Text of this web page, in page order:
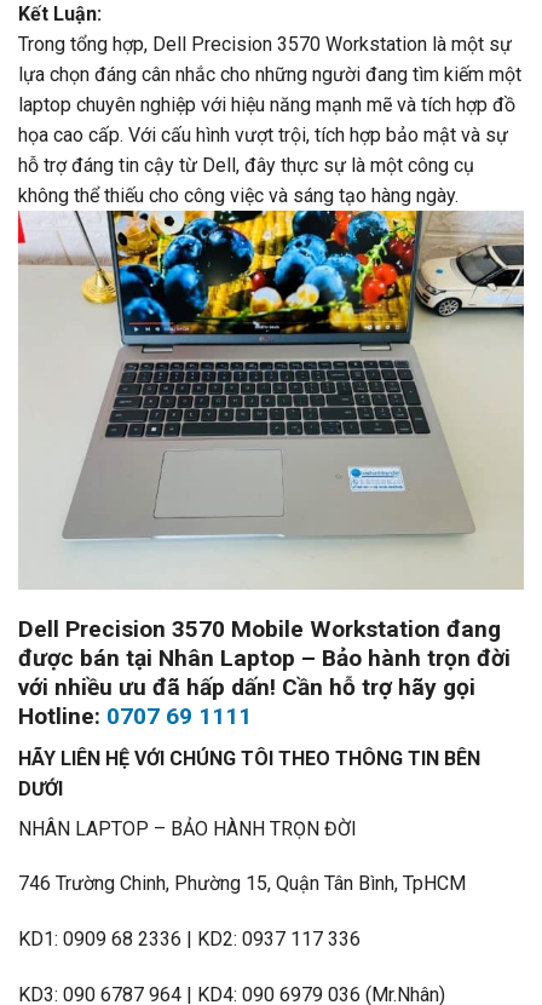
Kết Luận:
Trong tổng hợp, Dell Precision 3570 Workstation là một sự
lựa chọn đáng cân nhắc cho những người đang tìm kiếm một
laptop chuyên nghiệp với hiệu năng mạnh mẽ và tích hợp đồ
họa cao cấp. Với cấu hình vượt trội, tích hợp bảo mật và sự
hỗ trợ đáng tin cậy từ Dell, đây thực sự là một công cụ
không thể thiếu cho công việc và sáng tạo hàng ngày.
Dell Precision 3570 Mobile Workstation đang
được bán tại Nhân Laptop – Bảo hành trọn đời
với nhiều ưu đã hấp dấn! Cần hỗ trợ hãy gọi
Hotline: 0707 69 1111
HÃY LIÊN HỆ VỚI CHÚNG TÔI THEO THÔNG TIN BÊN
DƯỚI
NHÂN LAPTOP – BẢO HÀNH TRỌN ĐỜI
746 Trường Chinh, Phường 15, Quận Tân Bình, TpHCM
KD1: 0909 68 2336 | KD2: 0937 117 336
KD3: 090 6787 964 | KD4: 090 6979 036 (Mr.Nhân)